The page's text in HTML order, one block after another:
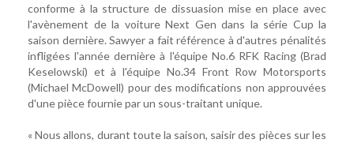
conforme à la structure de dissuasion mise en place avec
l'avènement de la voiture Next Gen dans la série Cup la
saison dernière. Sawyer a fait référence à d'autres pénalités
infligées l'année dernière à l'équipe No.6 RFK Racing (Brad
Keselowski) et à l'équipe No.34 Front Row Motorsports
(Michael McDowell) pour des modifications non approuvées
d'une pièce fournie par un sous-traitant unique.
« Nous allons, durant toute la saison, saisir des pièces sur les